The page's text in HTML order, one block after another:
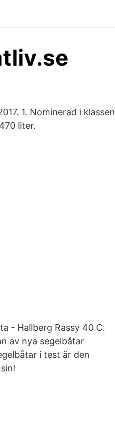
1. Nominerad i klassen
liter.
- Hallberg Rassy 40 C.
av nya segelbåtar
i test är den